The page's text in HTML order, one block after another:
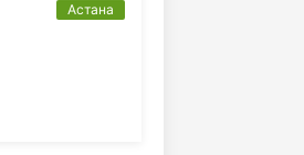
Астана